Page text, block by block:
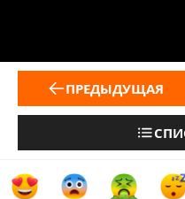
ПРЕДЫДУЩАЯ